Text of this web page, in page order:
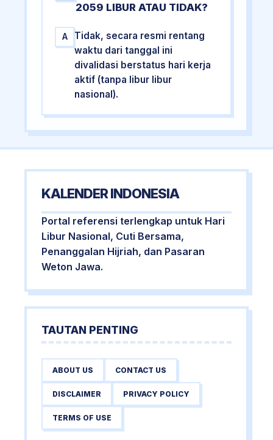
2059 LIBUR ATAU TIDAK?
A
Tidak, secara resmi rentang
waktu dari tanggal ini
divalidasi berstatus hari kerja
aktif (tanpa libur libur
nasional).
KALENDER INDONESIA
Portal referensi terlengkap untuk Hari
Libur Nasional, Cuti Bersama,
Penanggalan Hijriah, dan Pasaran
Weton Jawa.
TAUTAN PENTING
ABOUT US CONTACT US
DISCLAIMER PRIVACY POLICY
TERMS OF USE